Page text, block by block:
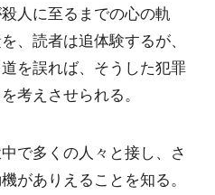
人に至るまでの心の軌
、読者は追体験するが、
を誤れば、そうした犯罪
考えさせられる。
で多くの人々と接し、さ
がありえることを知る。